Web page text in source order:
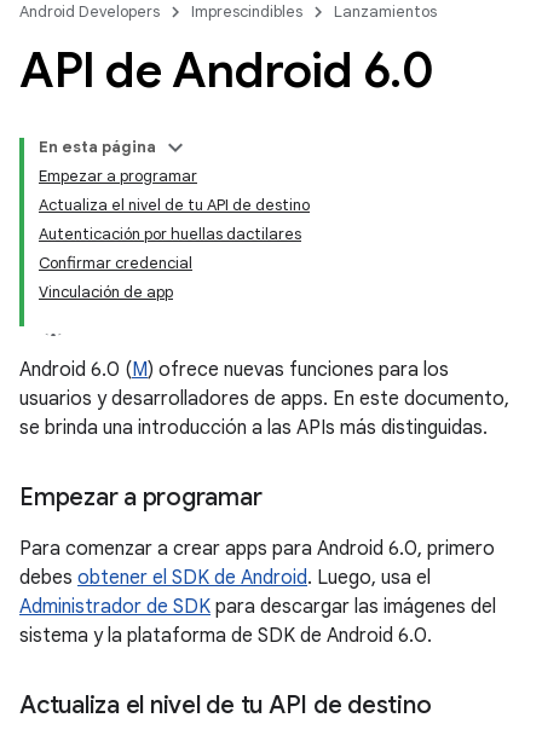
Android Developers Imprescindibles Lanzamientos
API de Android 6.0
En esta página
Empezar a programar
Actualiza el nivel de tu API de destino
Autenticación por huellas dactilares
Confirmar credencial
Vinculación de app
Android 6.0 (M) ofrece nuevas funciones para los
usuarios y desarrolladores de apps. En este documento,
se brinda una introducción a las APIs más distinguidas.
Empezar a programar
Para comenzar a crear apps para Android 6.0, primero
debes obtener el SDK de Android. Luego, usa el
Administrador de SDK para descargar las imágenes del
sistema y la plataforma de SDK de Android 6.0.
Actualiza el nivel de tu API de destino